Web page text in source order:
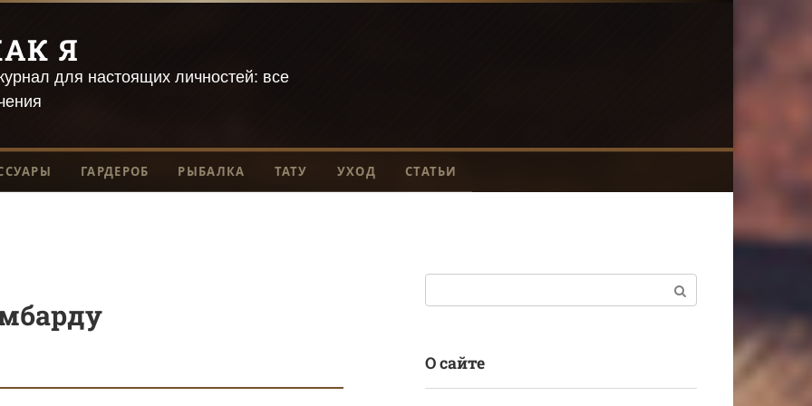
Я
для настоящих личностей: все
ГАРДЕРОБ РЫБАЛКА ТАТУ УХОД СТАТЬИ
О сайте